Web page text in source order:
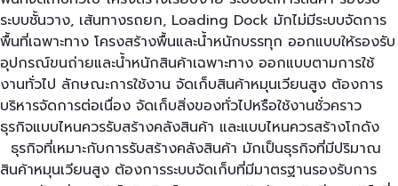
ระบบชั้นวาง, เส้นทางรถยก, Loading Dock มักไม่มีระบบจัดการ
พื้นที่เฉพาะทาง โครงสร้างพื้นและน้ำหนักบรรทุก ออกแบบให้รองรับ
อุปกรณ์ขนถ่ายและน้ำหนักสินค้าเฉพาะทาง ออกแบบตามการใช้
งานทั่วไป ลักษณะการใช้งาน จัดเก็บสินค้าหมุนเวียนสูง ต้องการ
บริหารจัดการต่อเนื่อง จัดเก็บสิ่งของทั่วไปหรือใช้งานชั่วคราว
ธุรกิจแบบไหนควรรับสร้างคลังสินค้า และแบบไหนควรสร้างโกดัง
ธุรกิจที่เหมาะกับการรับสร้างคลังสินค้า มักเป็นธุรกิจที่มีปริมาณ
สินค้าหมุนเวียนสูง ต้องการระบบจัดเก็บที่มีมาตรฐานรองรับการ